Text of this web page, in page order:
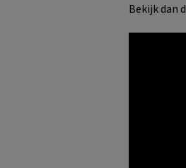
Bekijk dan